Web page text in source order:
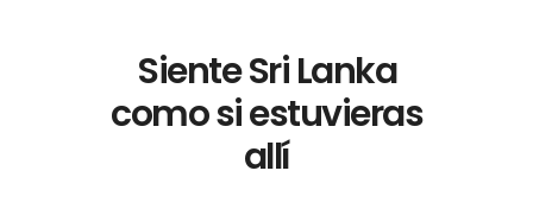
Siente Sri Lanka
como si estuvieras
allí